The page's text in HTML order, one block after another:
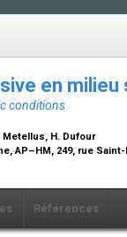
en milieu
conditions
Metellus, H. Dufour
AP–HM, 249, rue
Références